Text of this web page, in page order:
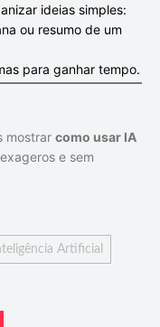
ideias simples:
ou resumo de um
para ganhar tempo.
mostrar como usar IA
e sem
Artificial